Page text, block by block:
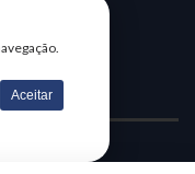
Aceitar